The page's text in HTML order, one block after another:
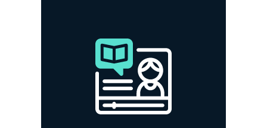
CLASES EN VIVO, GRABADAS
Y APOYO CONSTANTE,
¡ESTUDIA SIN PREOCUPARTE
DEL TIEMPO!